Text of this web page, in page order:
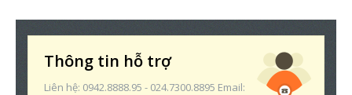
Thông tin hỗ trợ
Liên hệ: 0942.8888.95 - 024.7300.8895 Email: